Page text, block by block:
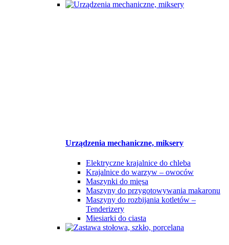
Urządzenia mechaniczne, miksery
Elektryczne krajalnice do chleba
Krajalnice do warzyw – owoców
Maszynki do mięsa
Maszyny do przygotowywania makaronu
Maszyny do rozbijania kotletów –
Tenderizery
Miesiarki do ciasta